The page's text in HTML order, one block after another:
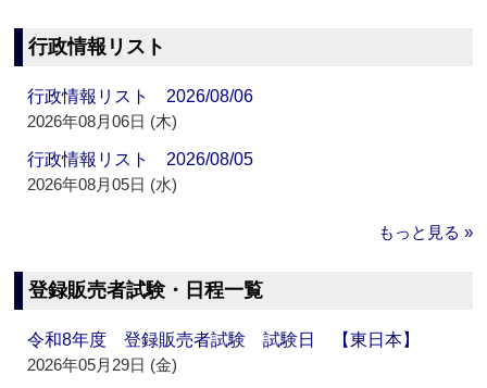
行政情報リスト
行政情報リスト 2026/08/06
2026年08月06日 (木)
行政情報リスト 2026/08/05
2026年08月05日 (水)
もっと見る »
登録販売者試験・日程一覧
令和8年度 登録販売者試験 試験日 【東日本】
2026年05月29日 (金)